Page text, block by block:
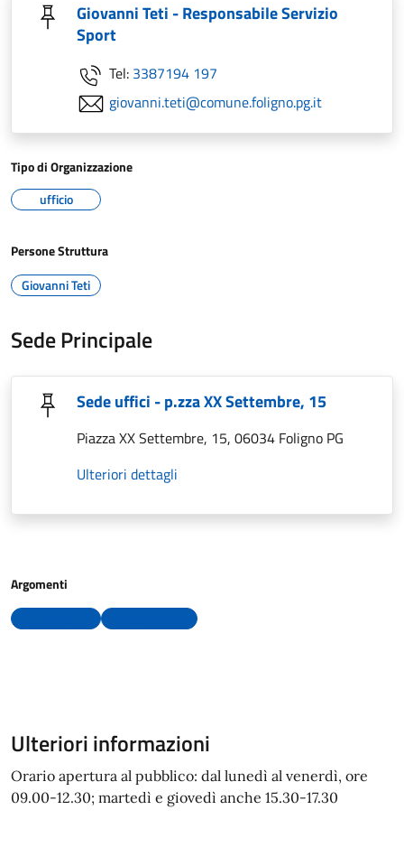
Giovanni Teti - Responsabile Servizio
Sport
Tel: 3387194 197
giovanni.teti@comune.foligno.pg.it
Tipo di Organizzazione
ufficio
Persone Struttura
Giovanni Teti
Sede Principale
Sede uffici - p.zza XX Settembre, 15
Piazza XX Settembre, 15, 06034 Foligno PG
Ulteriori dettagli
Argomenti
Ulteriori informazioni
Orario apertura al pubblico: dal lunedì al venerdì, ore
09.00-12.30; martedì e giovedì anche 15.30-17.30